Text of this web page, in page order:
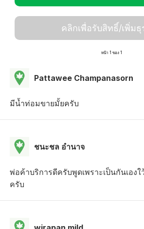
คลิกเพื่อรับสิทธิ์/เพิ่มธุ
หน้า 1 ของ 1
Pattawee Champanasorn
มีน้ำท่อมขายมั้ยครับ
ชนะชล อํานาจ
พ่อค้าบริการดีครับพูดเพราะเป็นกันเอง
ครับ